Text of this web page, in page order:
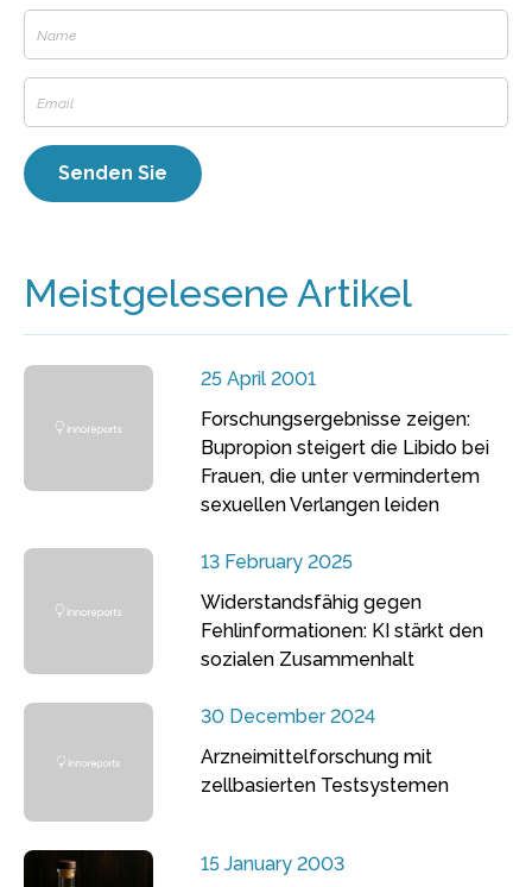
Meistgelesene Artikel
25 April 2001
Forschungsergebnisse zeigen:
Bupropion steigert die Libido bei
Frauen, die unter vermindertem
sexuellen Verlangen leiden
13 February 2025
Widerstandsfähig gegen
Fehlinformationen: KI stärkt den
sozialen Zusammenhalt
30 December 2024
Arzneimittelforschung mit
zellbasierten Testsystemen
15 January 2003